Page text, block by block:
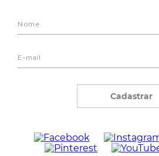
Cadastrar